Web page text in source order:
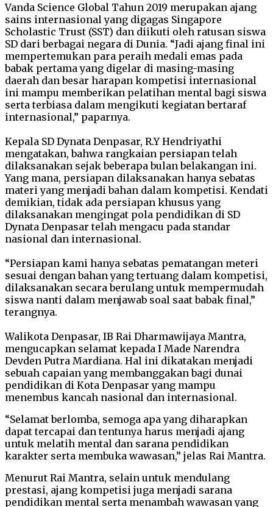
Vanda Science Global Tahun 2019 merupakan ajang
sains internasional yang digagas Singapore
Scholastic Trust (SST) dan diikuti oleh ratusan siswa
SD dari berbagai negara di Dunia. “Jadi ajang final ini
mempertemukan para peraih medali emas pada
babak pertama yang digelar di masing-masing
daerah dan besar harapan kompetisi internasional
ini mampu memberikan pelatihan mental bagi siswa
serta terbiasa dalam mengikuti kegiatan bertaraf
internasional,” paparnya.
Kepala SD Dynata Denpasar, R.Y Hendriyathi
mengatakan, bahwa rangkaian persiapan telah
dilaksanakan sejak beberapa bulan belakangan ini.
Yang mana, persiapan dilaksanakan hanya sebatas
materi yang menjadi bahan dalam kompetisi. Kendati
demikian, tidak ada persiapan khusus yang
dilaksanakan mengingat pola pendidikan di SD
Dynata Denpasar telah mengacu pada standar
nasional dan internasional.
“Persiapan kami hanya sebatas pematangan meteri
sesuai dengan bahan yang tertuang dalam kompetisi,
dilaksanakan secara berulang untuk mempermudah
siswa nanti dalam menjawab soal saat babak final,”
terangnya.
Walikota Denpasar, IB Rai Dharmawijaya Mantra,
mengucapkan selamat kepada I Made Narendra
Devden Putra Mardiana. Hal ini dikatakan menjadi
sebuah capaian yang membanggakan bagi dunai
pendidikan di Kota Denpasar yang mampu
menembus kancah nasional dan internasional.
“Selamat berlomba, semoga apa yang diharapkan
dapat tercapai dan tentunya harus menjadi ajang
untuk melatih mental dan sarana pendidikan
karakter serta membuka wawasan,” jelas Rai Mantra.
Menurut Rai Mantra, selain untuk mendulang
prestasi, ajang kompetisi juga menjadi sarana
pendidikan mental serta menambah wawasan yang